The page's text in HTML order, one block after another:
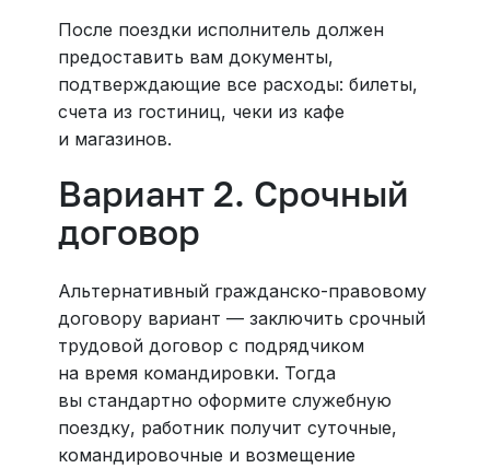
После поездки исполнитель должен
предоставить вам документы,
подтверждающие все расходы: билеты,
счета из гостиниц, чеки из кафе
и магазинов.
Вариант 2. Срочный
договор
Альтернативный гражданско-правовому
договору вариант — заключить срочный
трудовой договор с подрядчиком
на время командировки. Тогда
вы стандартно оформите служебную
поездку, работник получит суточные,
командировочные и возмещение